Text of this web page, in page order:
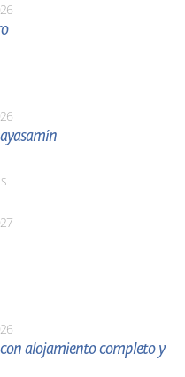
con alojamiento completo y